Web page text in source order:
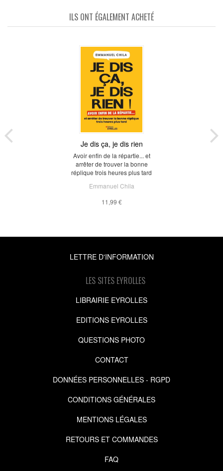
ILS ONT ÉGALEMENT ACHETÉ
Je dis ça, je dis rien
Avoir enfin de la répartie... et
arrêter de trouver la bonne
réplique trois heures plus tard
Emmanuel Chila
11,99 €
LETTRE D'INFORMATION
LES SITES EYROLLES
LIBRAIRIE EYROLLES
EDITIONS EYROLLES
QUESTIONS PHOTO
CONTACT
DONNÉES PERSONNELLES - RGPD
CONDITIONS GÉNÉRALES
MENTIONS LÉGALES
RETOURS ET COMMANDES
FAQ